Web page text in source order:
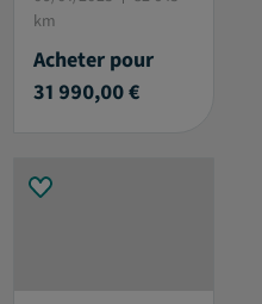
km
Acheter pour
31 990,00 €